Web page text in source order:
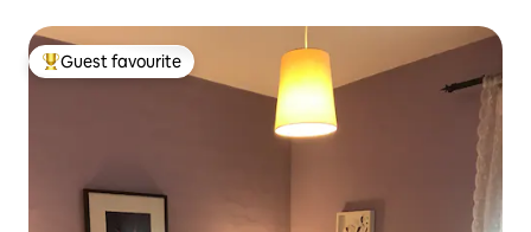
Top guest favourite
Guest favourite